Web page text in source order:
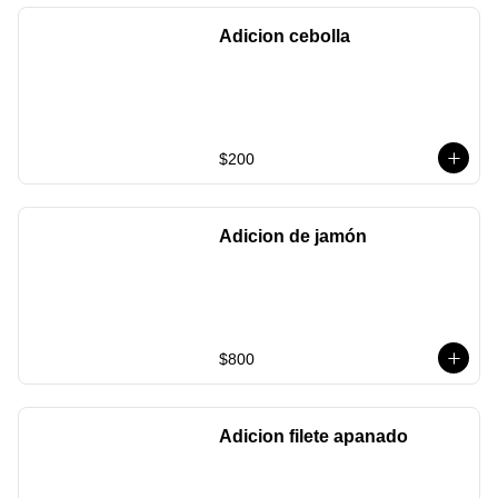
Adicion cebolla
$200
Adicion de jamón
$800
Adicion filete apanado